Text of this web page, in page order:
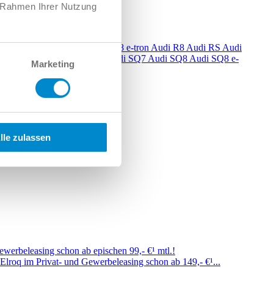
Ihrer Nutzung
Marketing
zulassen
Audi Q8 e-tron Audi R8 Audi RS Audi
Audi SQ2 Audi SQ7 Audi SQ8 Audi SQ8 e-